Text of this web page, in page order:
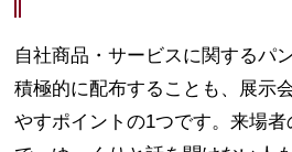
自社商品・サービスに関するパ
積極的に配布することも、展示
やすポイントの1つです。来場